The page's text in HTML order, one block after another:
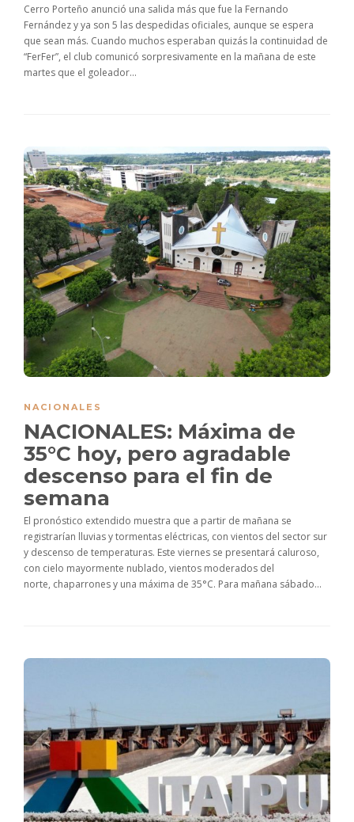
Cerro Porteño anunció una salida más que fue la Fernando
Fernández y ya son 5 las despedidas oficiales, aunque se espera
que sean más. Cuando muchos esperaban quizás la continuidad de
“FerFer”, el club comunicó sorpresivamente en la mañana de este
martes que el goleador...
NACIONALES
NACIONALES: Máxima de
35°C hoy, pero agradable
descenso para el fin de
semana
El pronóstico extendido muestra que a partir de mañana se
registrarían lluvias y tormentas eléctricas, con vientos del sector sur
y descenso de temperaturas. Este viernes se presentará caluroso,
con cielo mayormente nublado, vientos moderados del
norte, chaparrones y una máxima de 35°C. Para mañana sábado...